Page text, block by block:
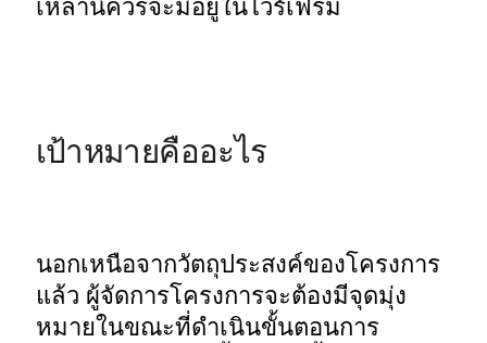
เหล่านี้ควรจะมีอยู่ในไวร์เฟรม
เป้าหมายคืออะไร
นอกเหนือจากวัตถุประสงค์ของโครงการ
แล้ว ผู้จัดการโครงการจะต้องมีจุดมุ่ง
หมายในขณะที่ดำเนินขั้นตอนการ